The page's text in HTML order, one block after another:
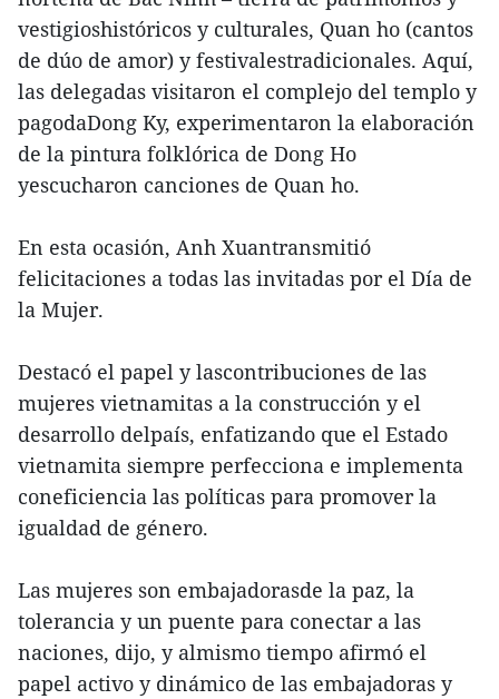
vestigioshistóricos y culturales, Quan ho (cantos
de dúo de amor) y festivalestradicionales. Aquí,
las delegadas visitaron el complejo del templo y
pagodaDong Ky, experimentaron la elaboración
de la pintura folklórica de Dong Ho
yescucharon canciones de Quan ho.
En esta ocasión, Anh Xuantransmitió
felicitaciones a todas las invitadas por el Día de
la Mujer.
Destacó el papel y lascontribuciones de las
mujeres vietnamitas a la construcción y el
desarrollo delpaís, enfatizando que el Estado
vietnamita siempre perfecciona e implementa
coneficiencia las políticas para promover la
igualdad de género.
Las mujeres son embajadorasde la paz, la
tolerancia y un puente para conectar a las
naciones, dijo, y almismo tiempo afirmó el
papel activo y dinámico de las embajadoras y